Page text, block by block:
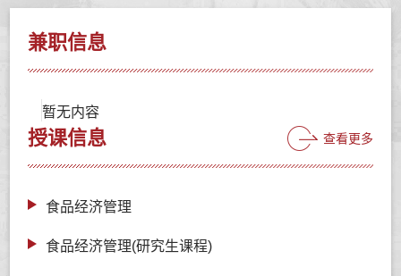
兼职信息
暂无内容
授课信息 查看更多
食品经济管理
食品经济管理(研究生课程)